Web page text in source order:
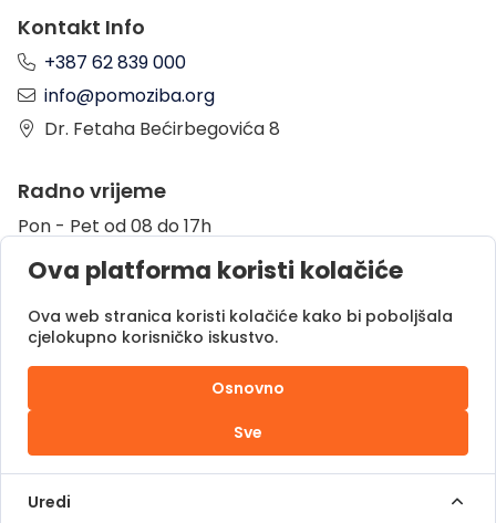
Kontakt Info
+387 62 839 000
info@pomoziba.org
Dr. Fetaha Bećirbegovića 8
Radno vrijeme
Pon - Pet od 08 do 17h
Sub od 10 do 17h
Nedjelja - neradni dan
Donacije putem
Powered by
Ova platforma koristi kolačiće
Ova web stranica koristi kolačiće kako bi poboljšala
cjelokupno korisničko iskustvo.
Osnovno
Sve
Uredi